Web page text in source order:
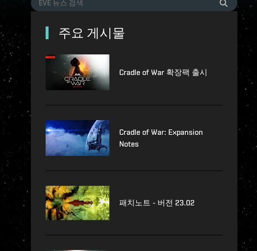
주요 게시물
Cradle of War 확장팩 출시
Cradle of War: Expansion
Notes
패치노트 - 버전 23.02